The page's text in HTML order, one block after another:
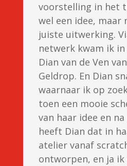
voorstelling in het
wel een idee, maar
juiste uitwerking.
netwerk kwam ik
Dian van de Ven
Geldrop. En Dian
waarnaar ik op
toen een mooie
van haar idee en
heeft Dian dat in
atelier vanaf
ontworpen, en ja ik